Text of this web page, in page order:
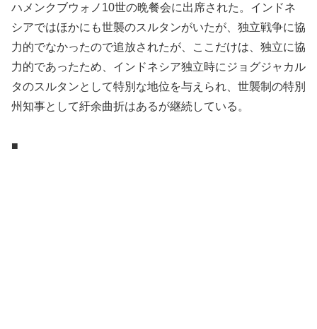
ハメンクブウォノ10世の晩餐会に出席された。インドネ
シアではほかにも世襲のスルタンがいたが、独立戦争に協
力的でなかったので追放されたが、ここだけは、独立に協
力的であったため、インドネシア独立時にジョグジャカル
タのスルタンとして特別な地位を与えられ、世襲制の特別
州知事として紆余曲折はあるが継続している。
■